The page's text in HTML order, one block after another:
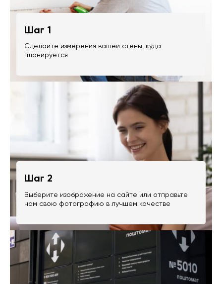
Шаг 1
Сделайте измерения вашей стены, куда
планируется
Шаг 2
Выберите изображение на сайте или отправьте
нам свою фотографию в лучшем качестве